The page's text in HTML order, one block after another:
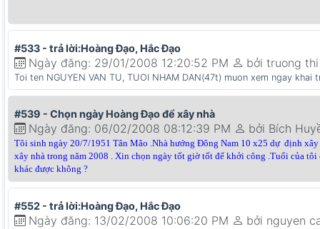
#533 - trả lời:Hoàng Đạo, Hắc Đạo
Ngày đăng: 29/01/2008 12:20:52 PM bởi truong
Toi ten NGUYEN VAN TU, TUOI NHAM DAN(47t) muon xem ngay khai
#539 - Chọn ngày Hoàng Đạo để xây nhà
Ngày đăng: 06/02/2008 08:12:39 PM bởi Bích
Tôi sinh ngày 20/7/1951 Tân Mão .Nhà hướng Đông Nam 10 x25 dự định
xây nhà trong năm 2008 . Xin chọn ngày tốt giờ tốt để khởi công .Tuổi của
khác được không ?
#552 - trả lời:Hoàng Đạo, Hắc Đạo
Ngày đăng: 13/02/2008 10:06:20 PM bởi nguyen